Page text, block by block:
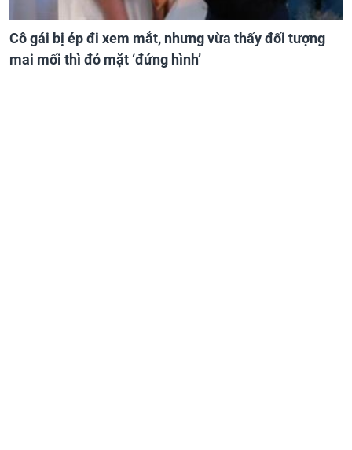
Cô gái bị ép đi xem mắt, nhưng vừa thấy đối tượng
mai mối thì đỏ mặt ‘đứng hình’